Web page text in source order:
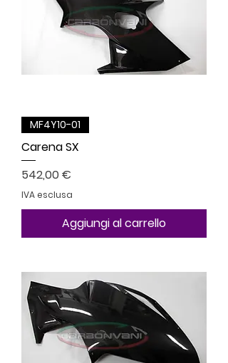
MF4Y10-01
Carena SX
Prezzo
542,00 €
IVA esclusa
Aggiungi al carrello